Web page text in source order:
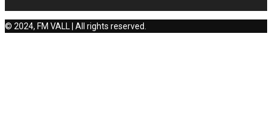
© 2024, FM VALL | All rights reserved.